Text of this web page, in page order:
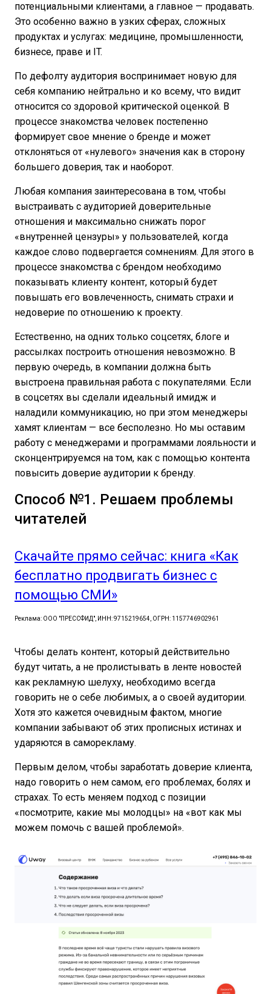
потенциальными клиентами, а главное — продавать.
Это особенно важно в узких сферах, сложных
продуктах и услугах: медицине, промышленности,
бизнесе, праве и IT.
По дефолту аудитория воспринимает новую для
себя компанию нейтрально и ко всему, что видит
относится со здоровой критической оценкой. В
процессе знакомства человек постепенно
формирует свое мнение о бренде и может
отклоняться от «нулевого» значения как в сторону
большего доверия, так и наоборот.
Любая компания заинтересована в том, чтобы
выстраивать с аудиторией доверительные
отношения и максимально снижать порог
«внутренней цензуры» у пользователей, когда
каждое слово подвергается сомнениям. Для этого в
процессе знакомства с брендом необходимо
показывать клиенту контент, который будет
повышать его вовлеченность, снимать страхи и
недоверие по отношению к проекту.
Естественно, на одних только соцсетях, блоге и
рассылках построить отношения невозможно. В
первую очередь, в компании должна быть
выстроена правильная работа с покупателями. Если
в соцсетях вы сделали идеальный имидж и
наладили коммуникацию, но при этом менеджеры
хамят клиентам — все бесполезно. Но мы оставим
работу с менеджерами и программами лояльности и
сконцентрируемся на том, как с помощью контента
повысить доверие аудитории к бренду.
Способ №1. Решаем проблемы
читателей
Скачайте прямо сейчас: книга «Как
бесплатно продвигать бизнес с
помощью СМИ»
Реклама: ООО "ПРЕССФИД", ИНН: 9715219654, ОГРН: 1157746902961
Чтобы делать контент, который действительно
будут читать, а не пролистывать в ленте новостей
как рекламную шелуху, необходимо всегда
говорить не о себе любимых, а о своей аудитории.
Хотя это кажется очевидным фактом, многие
компании забывают об этих прописных истинах и
ударяются в саморекламу.
Первым делом, чтобы заработать доверие клиента,
надо говорить о нем самом, его проблемах, болях и
страхах. То есть меняем подход с позиции
«посмотрите, какие мы молодцы» на «вот как мы
можем помочь с вашей проблемой».